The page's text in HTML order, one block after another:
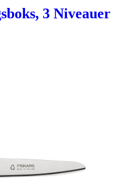
3 Niveauer